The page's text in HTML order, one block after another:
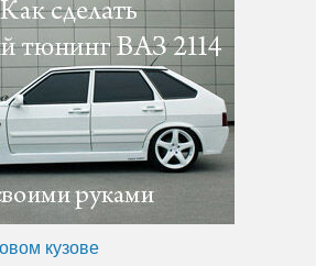
кузове